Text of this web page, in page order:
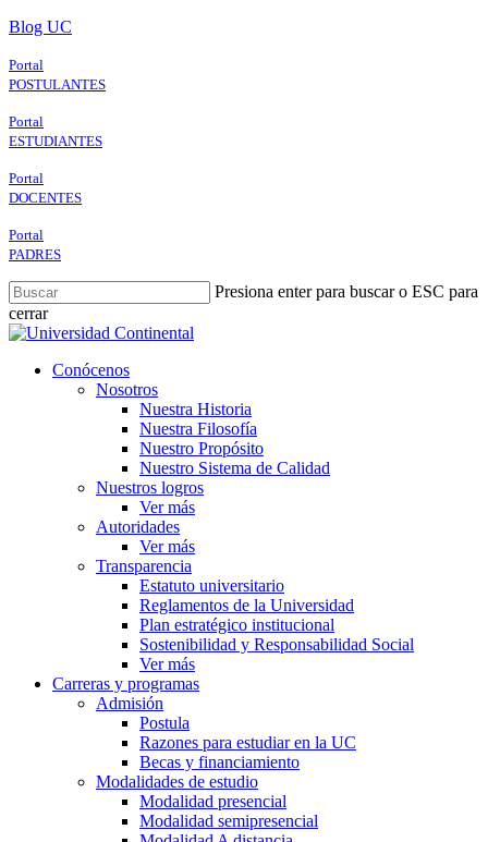
Skip
main
content
Blog UC
Portal
POSTULANTES
Portal
ESTUDIANTES
Portal
DOCENTES
Portal
PADRES
Presiona enter para buscar o ESC para
cerrar
Close
search
Menu
Conócenos
Nosotros
Nuestra Historia
Nuestra Filosofía
Nuestro Propósito
Nuestro Sistema de Calidad
Nuestros logros
Ver más
Autoridades
Ver más
Transparencia
Estatuto universitario
Reglamentos de la Universidad
Plan estratégico institucional
Sostenibilidad y Responsabilidad Social
Ver más
Carreras y programas
Admisión
Postula
Razones para estudiar en la UC
Becas y financiamiento
Modalidades de estudio
Modalidad presencial
Modalidad semipresencial